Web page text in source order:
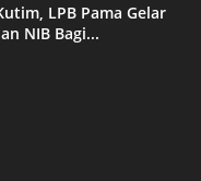
LPB Pama Gelar
NIB Bagi...